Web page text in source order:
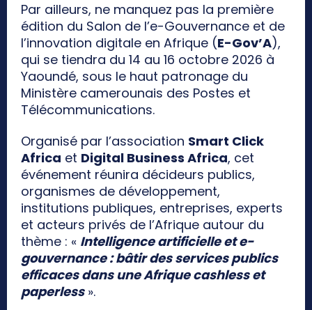
Par ailleurs, ne manquez pas la première
édition du Salon de l’e-Gouvernance et de
l’innovation digitale en Afrique (E-Gov’A),
qui se tiendra du 14 au 16 octobre 2026 à
Yaoundé, sous le haut patronage du
Ministère camerounais des Postes et
Télécommunications.
Organisé par l’association Smart Click
Africa et Digital Business Africa, cet
événement réunira décideurs publics,
organismes de développement,
institutions publiques, entreprises, experts
et acteurs privés de l’Afrique autour du
thème : « Intelligence artificielle et e-
gouvernance : bâtir des services publics
efficaces dans une Afrique cashless et
paperless».